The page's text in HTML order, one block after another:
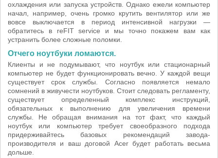
охлаждения или запуска устройств. Однако ежели компьютер
начал, например, очень громко крутить вентилятор или же
вовсе выключается в период интенсивной нагрузки —
обратитесь в reFIT service и мы точно покажем вам как
устранить более сложные поломки.
Отчего ноутбуки ломаются.
Клиенты и не подумывают, что ноутбук или стационарный
компьютер не будет функционировать вечно. У каждой вещи
существует срок службы. Согласно появляется немало
сомнений в живучести ноутбуков. Стоит следовать регламенту,
существует определенный комплекс инструкций,
обязательных к выполнению для увеличения времени
службы. Не обращая внимания на тот факт, что каждый
ноутбук или компьютер требует своеобразного подхода
придерживайтесь базовых рекомендаций завода-
производителя и ваш договой Acer будет работать весьма
дольше.